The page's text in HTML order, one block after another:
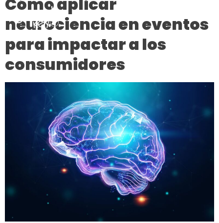
neurociencia en eventos
para impactar a los
consumidores